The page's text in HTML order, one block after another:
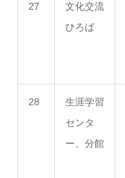
27
文化交流
ひろば
28
生涯学習
センタ
ー、分館